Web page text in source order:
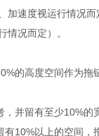
加速度视运行情况而
情况而定）。
的高度空间作为拖
考，并留有至少
10%以上的空间，